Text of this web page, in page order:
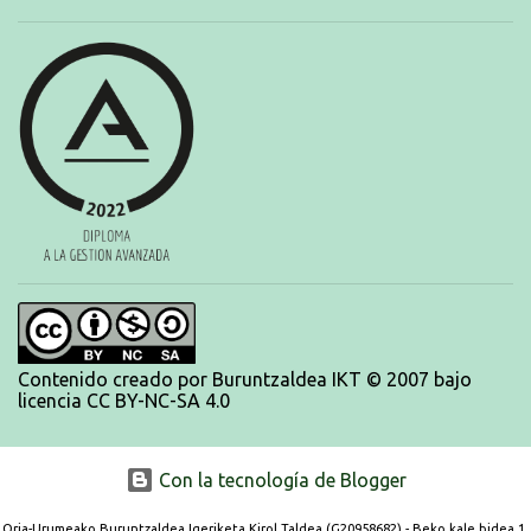
Contenido creado por Buruntzaldea IKT © 2007 bajo
licencia CC BY-NC-SA 4.0
Con la tecnología de Blogger